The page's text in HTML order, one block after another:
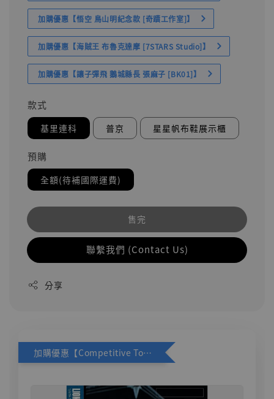
加購優惠【悟空 鳥山明紀念款 [奇蹟工作室]】
加購優惠【海賊王 布魯克達摩 [7STARS Studio]】
加購優惠【讓子彈飛 鵝城縣長 張麻子 [BK01]】
款式
基里連科 普京 星星帆布鞋展示櫃
預購
全額(待補國際運費)
售完
聯繫我們 (Contact Us)
分享
加購優惠【Competitive Toys 梅西 [CM001]】